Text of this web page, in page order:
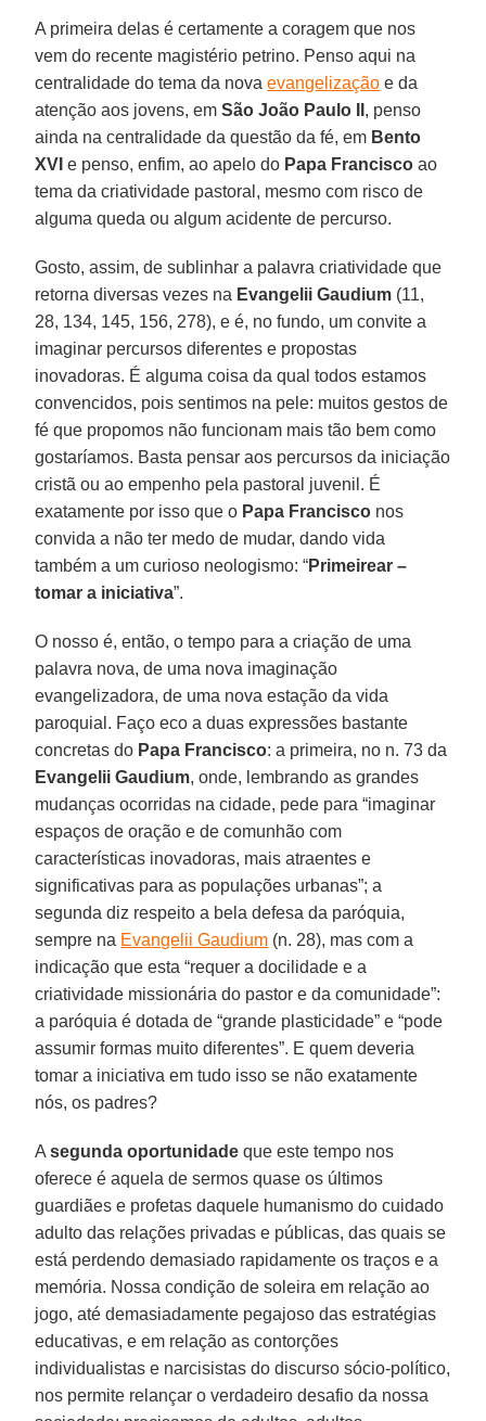
A primeira delas é certamente a coragem que nos
vem do recente magistério petrino. Penso aqui na
centralidade do tema da novaevangelização e da
atenção aos jovens, emSão João Paulo II , penso
ainda na centralidade da questão da fé, em Bento
XVI e penso, enfim, ao apelo do Papa Francisco ao
tema da criatividade pastoral, mesmo com risco de
alguma queda ou algum acidente de percurso.
Gosto, assim, de sublinhar a palavra criatividade que
retorna diversas vezes na Evangelii Gaudium (11,
28, 134, 145, 156, 278), e é, no fundo, um convite a
imaginar percursos diferentes e propostas
inovadoras. É alguma coisa da qual todos estamos
convencidos, pois sentimos na pele: muitos gestos de
fé que propomos não funcionam mais tão bem como
gostaríamos. Basta pensar aos percursos da iniciação
cristã ou ao empenho pela pastoral juvenil. É
exatamente por isso que o Papa Francisco nos
convida a não ter medo de mudar, dando vida
também a um curioso neologismo: “Primeirear –
tomar a iniciativa”.
O nosso é, então, o tempo para a criação de uma
palavra nova, de uma nova imaginação
evangelizadora, de uma nova estação da vida
paroquial. Faço eco a duas expressões bastante
concretas do Papa Francisco: a primeira, no n. 73 da
Evangelii Gaudium, onde, lembrando as grandes
mudanças ocorridas na cidade, pede para “imaginar
espaços de oração e de comunhão com
características inovadoras, mais atraentes e
significativas para as populações urbanas”; a
segunda diz respeito a bela defesa da paróquia,
sempre na Evangelii Gaudium (n. 28), mas com a
indicação que esta “requer a docilidade e a
criatividade missionária do pastor e da comunidade”:
a paróquia é dotada de “grande plasticidade” e “pode
assumir formas muito diferentes”. E quem deveria
tomar a iniciativa em tudo isso se não exatamente
nós, os padres?
Asegunda oportunidade que este tempo nos
oferece é aquela de sermos quase os últimos
guardiães e profetas daquele humanismo do cuidado
adulto das relações privadas e públicas, das quais se
está perdendo demasiado rapidamente os traços e a
memória. Nossa condição de soleira em relação ao
jogo, até demasiadamente pegajoso das estratégias
educativas, e em relação as contorções
individualistas e narcisistas do discurso sócio-político,
nos permite relançar o verdadeiro desafio da nossa